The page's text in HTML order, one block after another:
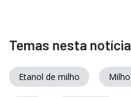
Temas nesta notícia
Etanol de milho Milho